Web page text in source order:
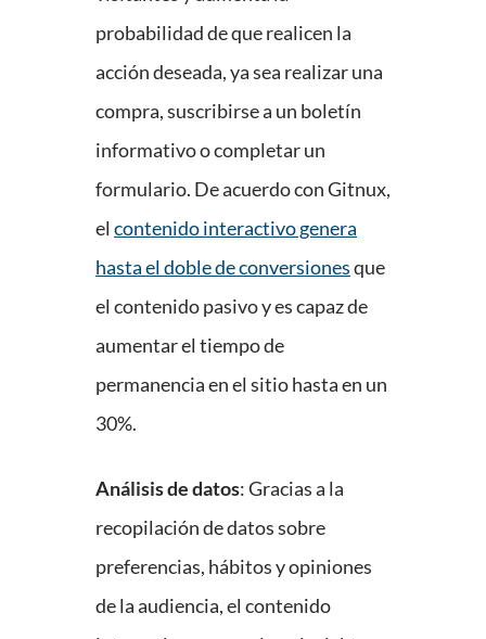
probabilidad de que realicen la
acción deseada, ya sea realizar una
compra, suscribirse a un boletín
informativo o completar un
formulario. De acuerdo con Gitnux,
el contenido interactivo genera
hasta el doble de conversionesque
el contenido pasivo y es capaz de
aumentar el tiempo de
permanencia en el sitio hasta en un
30%.
Análisis de datos: Gracias a la
recopilación de datos sobre
preferencias, hábitos y opiniones
de la audiencia, el contenido